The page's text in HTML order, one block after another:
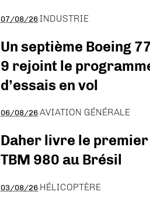
07/08/26INDUSTRIE
Un septième Boeing
9 rejoint le
d’essais en vol
06/08/26AVIATION GÉNÉRALE
Daher livre le premier
TBM 980 au Brésil
03/08/26 HÉLICOPTÈRE